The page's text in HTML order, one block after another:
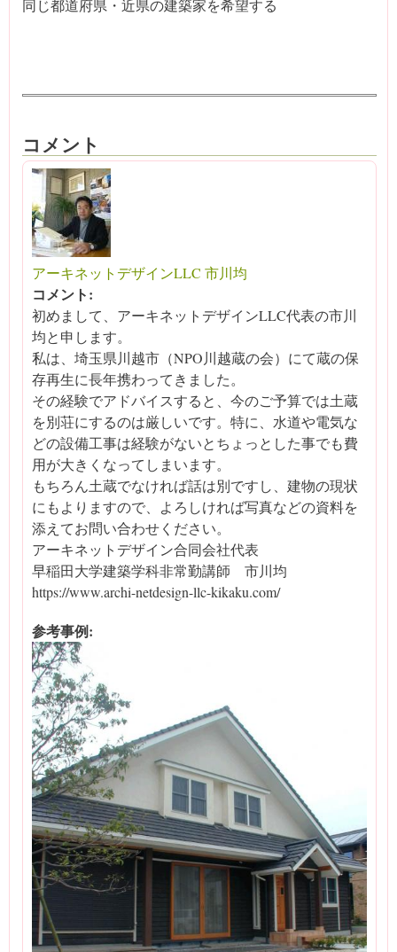
同じ都道府県・近県の建築家を希望する
コメント
アーキネットデザインLLC 市川均
コメント:
初めまして、アーキネットデザインLLC代表の市川
均と申します。
私は、埼玉県川越市（NPO川越蔵の会）にて蔵の保
存再生に長年携わってきました。
その経験でアドバイスすると、今のご予算では土蔵
を別荘にするのは厳しいです。特に、水道や電気な
どの設備工事は経験がないとちょっとした事でも費
用が大きくなってしまいます。
もちろん土蔵でなければ話は別ですし、建物の現状
にもよりますので、よろしければ写真などの資料を
添えてお問い合わせください。
アーキネットデザイン合同会社代表
早稲田大学建築学科非常勤講師 市川均
https://www.archi-netdesign-llc-kikaku.com/
参考事例: